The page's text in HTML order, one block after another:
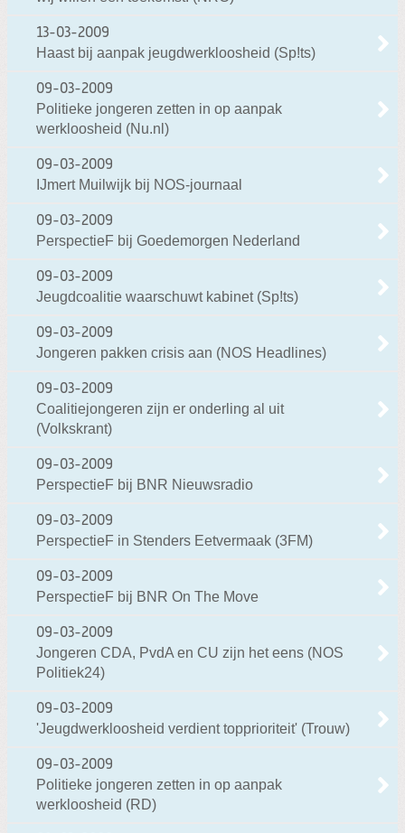
13-03-2009
Haast bij aanpak jeugdwerkloosheid (Sp!ts)
09-03-2009
Politieke jongeren zetten in op aanpak
werkloosheid (Nu.nl)
09-03-2009
IJmert Muilwijk bij NOS-journaal
09-03-2009
PerspectieF bij Goedemorgen Nederland
09-03-2009
Jeugdcoalitie waarschuwt kabinet (Sp!ts)
09-03-2009
Jongeren pakken crisis aan (NOS Headlines)
09-03-2009
Coalitiejongeren zijn er onderling al uit
(Volkskrant)
09-03-2009
PerspectieF bij BNR Nieuwsradio
09-03-2009
PerspectieF in Stenders Eetvermaak (3FM)
09-03-2009
PerspectieF bij BNR On The Move
09-03-2009
Jongeren CDA, PvdA en CU zijn het eens (NOS
Politiek24)
09-03-2009
'Jeugdwerkloosheid verdient topprioriteit' (Trouw)
09-03-2009
Politieke jongeren zetten in op aanpak
werkloosheid (RD)